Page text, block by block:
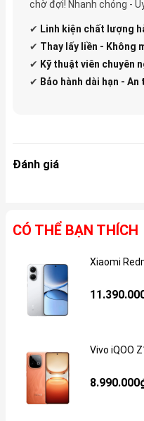
chờ đợi! Nhanh chóng -
✔ Linh kiện chất lượng
✔ Thay lấy liền - Không
✔ Kỹ thuật viên chuyên
✔ Bảo hành dài hạn - An
Đánh giá
CÓ THỂ BẠN THÍCH
Xiaomi
Vivo iQOO